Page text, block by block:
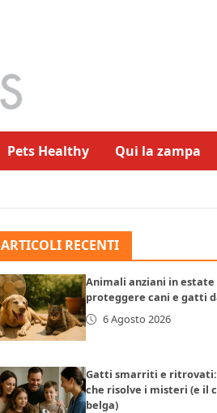
Pets Healthy Qui la zampa
ARTICOLI RECENTI
Animali anziani in estate
proteggere cani e gatti
6 Agosto 2026
Gatti smarriti e
che risolve i misteri (e il
belga)